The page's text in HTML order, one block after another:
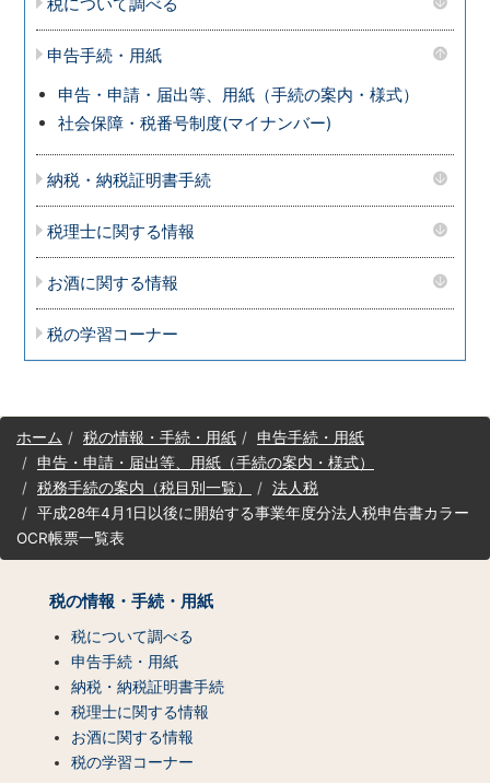
申告手続・用紙
申告・申請・届出等、用紙（手続の案内・様式）
社会保障・税番号制度(マイナンバー)
納税・納税証明書手続
税理士に関する情報
お酒に関する情報
税の学習コーナー
サ
イ
プ
（コ
ホーム 税の情報・手続・用紙
申告手続・用紙
申告・申請・届出等、用紙（手続の案内・様式）
税務手続の案内（税目別一覧）
法人税
平成28年4月1日以後に開始する事業年度分法人税申告書カラー
OCR帳票一覧表
税の情報・手続・用紙
税について調べる
申告手続・用紙
納税・納税証明書手続
税理士に関する情報
お酒に関する情報
税の学習コーナー